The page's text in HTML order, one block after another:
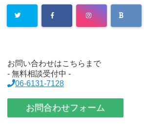
お問い合わせはこちらまで
- 無料相談受付中 -
06-6131-7128
お問合わせフォーム